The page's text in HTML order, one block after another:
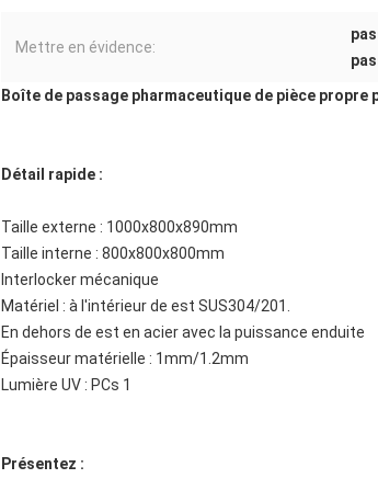
Mettre en évidence:
Boîte de passage pharmaceutique de pièce propre
Détail rapide :
Taille externe : 1000x800x890mm
Taille interne : 800x800x800mm
Interlocker mécanique
Matériel : à l'intérieur de est SUS304/201.
En dehors de est en acier avec la puissance enduite
Épaisseur matérielle : 1mm/1.2mm
Lumière UV : PCs 1
Présentez :